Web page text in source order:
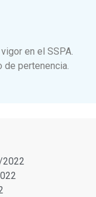
en el SSPA.
pertenencia.